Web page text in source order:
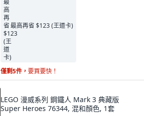
最高再省 $123 (王道卡)
僅剩5件， 要買要快！
LEGO 漫威系列 鋼鐵人 Mark 3 典藏版
Super Heroes 76344, 混和顏色, 1套